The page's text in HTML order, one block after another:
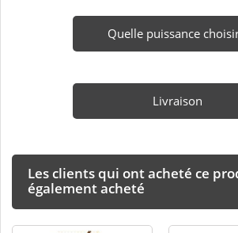
Quelle puissance
Livraison
Les clients qui ont acheté ce
également acheté